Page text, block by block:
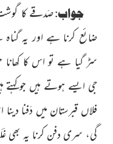
جواب:صَدقے کا گوشت
ضائع کرنا ہے اور یہ
سڑ گیا ہے تو اس کا کھانا
جی ایسے ہوتے ہیں
فلاں قبرستان میں دَفنا
گی، سری دفن کرنا یہ بھی